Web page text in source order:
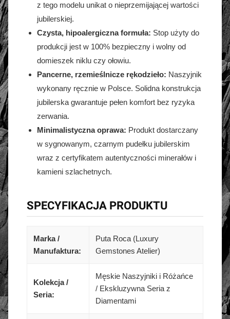
z tego modelu unikat o nieprzemijającej wartości
jubilerskiej.
Czysta, hipoalergiczna formuła: Stop użyty do
produkcji jest w 100% bezpieczny i wolny od
domieszek niklu czy ołowiu.
Pancerne, rzemieślnicze rękodzieło: Naszyjnik
wykonany ręcznie w Polsce. Solidna konstrukcja
jubilerska gwarantuje pełen komfort bez ryzyka
zerwania.
Minimalistyczna oprawa: Produkt dostarczany
w sygnowanym, czarnym pudełku jubilerskim
wraz z certyfikatem autentyczności minerałów i
kamieni szlachetnych.
SPECYFIKACJA PRODUKTU
Marka /
Manufaktura:
Puta Roca (Luxury
Gemstones Atelier)
Kolekcja /
Seria:
Męskie Naszyjniki i Różańce
/ Ekskluzywna Seria z
Diamentami